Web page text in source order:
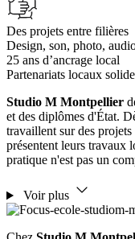
Des projets entre filières
Design, son, photo,
25 ans d’ancrage local
Partenariats locaux
Studio M Montpellier
et des diplômes d'État.
travaillent sur des
présentent leurs travaux
pratique n'est pas un
Voir plus